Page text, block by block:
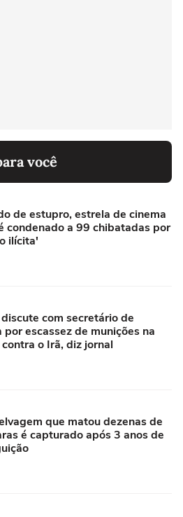
você
de estupro, estrela de cinema
condenado a 99 chibatadas por
ilícita'
com secretário de
por escassez de munições na
o Irã, diz jornal
que matou dezenas de
é capturado após 3 anos de